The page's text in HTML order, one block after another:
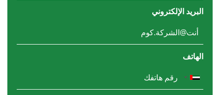
البريد الإلكتروني
الهاتف